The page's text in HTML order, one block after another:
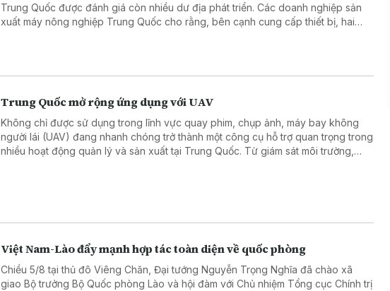
Trung Quốc được đánh giá còn nhiều dư địa phát triển. Các doanh nghiệp sản
xuất máy nông nghiệp Trung Quốc cho rằng, bên cạnh cung cấp thiết bị, hai
Trung Quốc mở rộng ứng dụng với UAV
Không chỉ được sử dụng trong lĩnh vực quay phim, chụp ảnh, máy bay không
người lái (UAV) đang nhanh chóng trở thành một công cụ hỗ trợ quan trọng trong
nhiều hoạt động quản lý và sản xuất tại Trung Quốc. Từ giám sát môi trường,
Việt Nam-Lào đẩy mạnh hợp tác toàn diện về quốc phòng
Chiều 5/8 tại thủ đô Viêng Chăn, Đại tướng Nguyễn Trọng Nghĩa đã chào xã
giao Bộ trưởng Bộ Quốc phòng Lào và hội đàm với Chủ nhiệm Tổng cục Chính trị